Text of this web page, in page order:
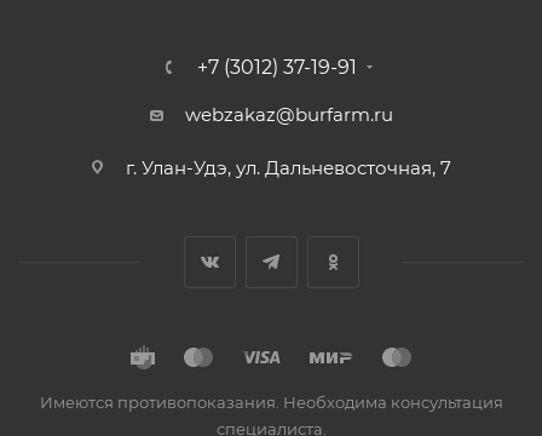
+7 (3012) 37-19-91
webzakaz@burfarm.ru
г. Улан-Удэ, ул. Дальневосточная, 7
Имеются противопоказания. Необходима консультация
специалиста.